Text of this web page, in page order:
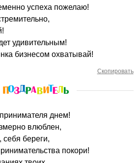
успеха пожелаю!
удивительным!
бизнесом охватывай!
Скопировать
днем!
влюблен,
себя береги,
покори!